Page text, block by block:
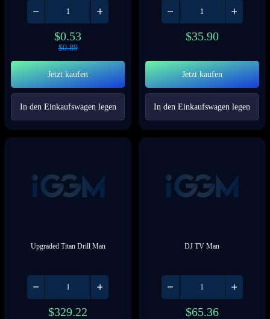
$0.53
$0.89
Jetzt kaufen
In den Einkaufswagen legen
$35.90
Jetzt kaufen
In den Einkaufswagen legen
Upgraded Titan Drill Man
$329.22
DJ TV Man
$65.36